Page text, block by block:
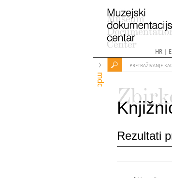
HR|
mdc
PRETRAŽIVANJE
Rezultati